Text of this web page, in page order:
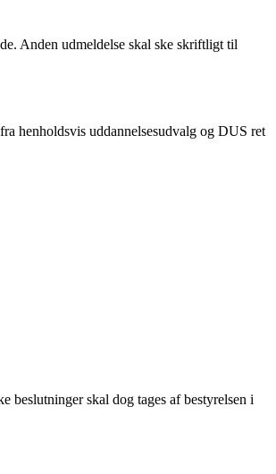
Anden udmeldelse skal ske skriftligt til
henholdsvis uddannelsesudvalg og DUS ret
beslutninger skal dog tages af bestyrelsen i